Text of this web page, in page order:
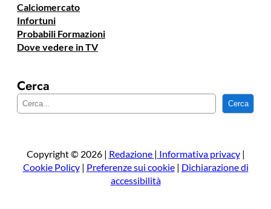
Calciomercato
Infortuni
Probabili Formazioni
Dove vedere in TV
Cerca
e
a
Cerca
Copyright © 2026 | Redazione | Informativa privacy|
Cookie Policy| Preferenze sui cookie| Dichiarazione di
accessibilità